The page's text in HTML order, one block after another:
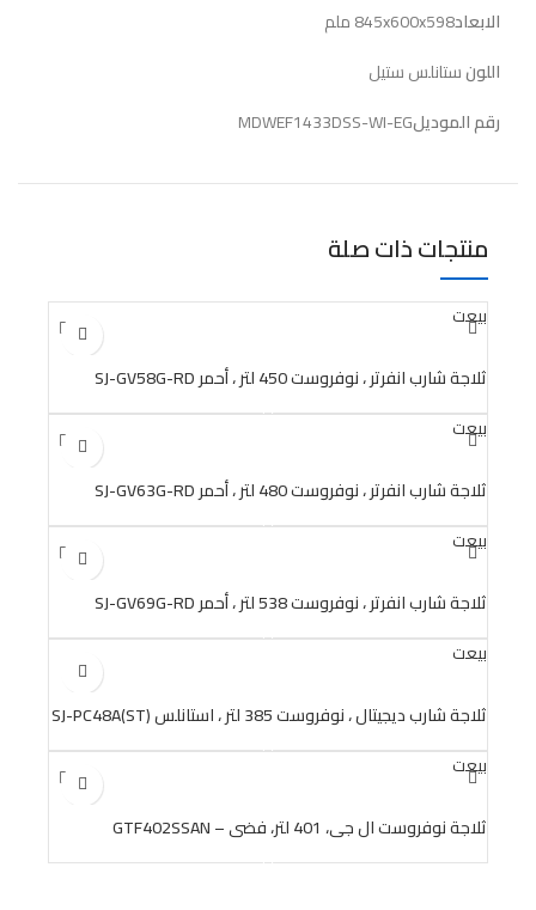
الابعاد845x600x598 ملم
اللونستانلس ستيل
رقم الموديلMDWEF1433DSS-WI-EG
منتجات ذات صلة
بيعت
ثلاجة شارب انفرتر ، نوفروست 450 لتر ، أحمر SJ-GV58G-RD
بيعت
ثلاجة شارب انفرتر ، نوفروست 480 لتر ، أحمر SJ-GV63G-RD
بيعت
ثلاجة شارب انفرتر ، نوفروست 538 لتر ، أحمر SJ-GV69G-RD
بيعت
ثلاجة شارب ديجيتال ، نوفروست 385 لتر ، استانلس SJ-PC48A(ST)
بيعت
ثلاجة نوفروست ال جي، 401 لتر، فضي – GTF402SSAN